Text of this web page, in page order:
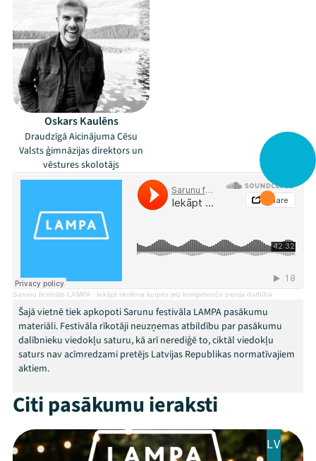
Mana programma
Oskars Kaulēns
Draudzīgā Aicinājuma Cēsu
Valsts ģimnāzijas direktors un
vēstures skolotājs
Sarunu festivāls LAMPA · Iekāpt skolēna kurpēs jeb kompetenču pieeja darbībā
Šajā vietnē tiek apkopoti Sarunu festivāla LAMPA pasākumu
materiāli. Festivāla rīkotāji neuzņemas atbildību par pasākumu
dalībnieku viedokļu saturu, kā arī nerediģē to, ciktāl viedokļu
saturs nav acīmredzami pretējs Latvijas Republikas normatīvajiem
aktiem.
Citi pasākumu ieraksti
LV